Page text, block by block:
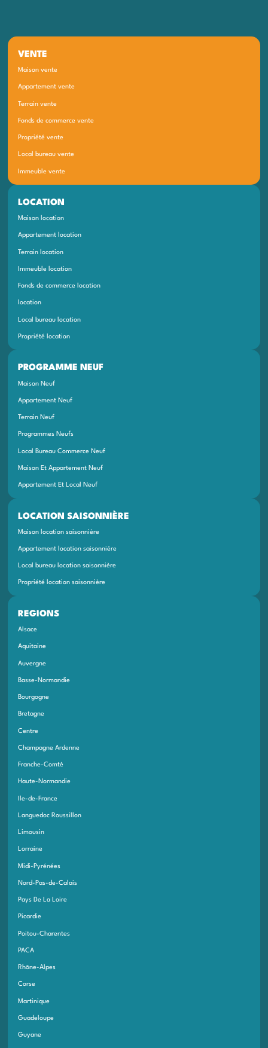
VENTE
Maison vente
Appartement vente
Terrain vente
Local bureau vente
Immeuble vente
Fonds de commerce vente
Propriété vente
LOCATION
Maison location
Appartement location
Terrain location
Local bureau location
Propriété location
Immeuble location
Fonds de commerce location
location
PROGRAMME NEUF
Programmes Neufs
Appartement Neuf
Maison Neuf
Local Bureau Commerce Neuf
Terrain Neuf
Maison Et Appartement Neuf
Appartement Et Local Neuf
LOCATION SAISONNIÈRE
Maison location saisonnière
Appartement location saisonnière
Local bureau location saisonnière
Propriété location saisonnière
REGIONS
Alsace
Aquitaine
Auvergne
Basse-Normandie
Bourgogne
Bretagne
Centre
Champagne Ardenne
Franche-Comté
Haute-Normandie
Ile-de-France
Languedoc Roussillon
Limousin
Lorraine
Midi-Pyrénées
Nord-Pas-de-Calais
Pays De La Loire
Picardie
Poitou-Charentes
PACA
Rhône-Alpes
Corse
Martinique
Guadeloupe
Guyane